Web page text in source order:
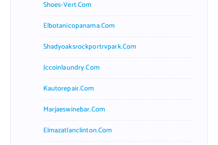
Shoes-Vert.com
Elbotanicopanama.com
Shadyoaksrockportrvpark.com
Jccoinlaundry.com
Kautorepair.com
Marjaeswinebar.com
Elmazatlanclinton.com